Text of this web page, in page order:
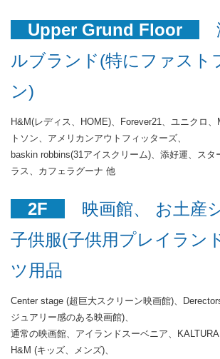
Upper Grund Floor
ルブランド(特にファスト
ン)
H&M(レディス、HOME)、Forever21、ユニクロ
トソン、アメリカンアウトフィッターズ、
baskin robbins(31アイスクリーム)、添好運、ス
ラス、カフェラグーナ 他
2F
映画館、 お土産
子供服(子供用プレイラン
ツ用品
Center stage (超巨大スクリーン映画館)、
ジュアリー感のある映画館)、
通常の映画館、アイランドスーベニア、KALTURA
H&M (キッズ、メンズ)、